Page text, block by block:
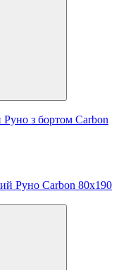
з бортом Carbon